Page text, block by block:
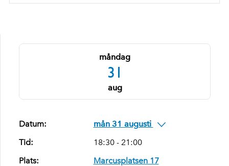
måndag
31
aug
Datum:
mån 31 augusti
Tid:
18:30 - 21:00
Plats:
Marcusplatsen 17